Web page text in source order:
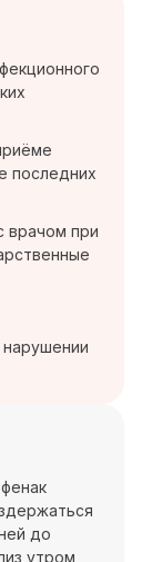
последних
врачом при
до
утром